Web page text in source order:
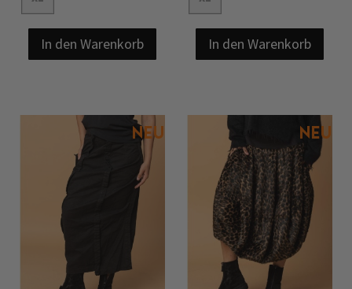
In den Warenkorb In den Warenkorb